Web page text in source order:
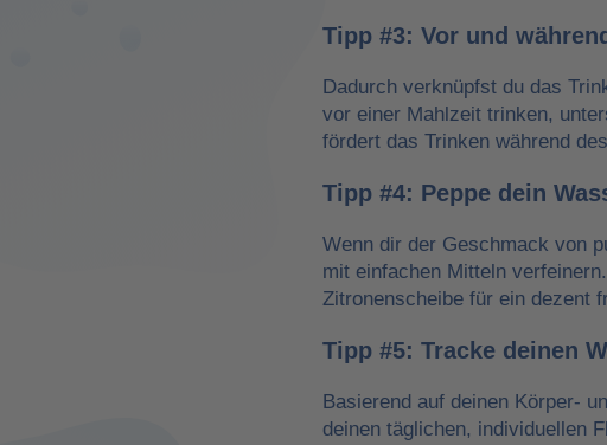
Tipp #3: Vor und
Dadurch verknüpfst du das
vor einer Mahlzeit trinken,
fördert das Trinken während
Tipp #4: Peppe dein
Wenn dir der Geschmack von
mit einfachen Mitteln
Zitronenscheibe für ein dezent
Tipp #5: Tracke deinen
Basierend auf deinen Körper-
deinen täglichen, individuellen